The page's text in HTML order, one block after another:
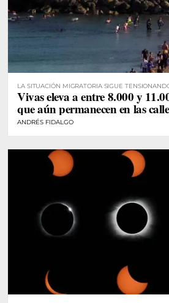
LA SITUACIÓN MIGRATORIA SIGUE
Vivas eleva a entre 8.000 y
que aún permanecen en las
ANDRÉS FIDALGO